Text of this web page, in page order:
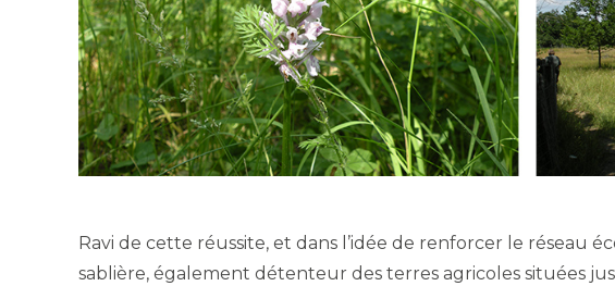
Ravi de cette réussite, et dans l’idée de renforcer le réseau
sablière, également détenteur des terres agricoles situées